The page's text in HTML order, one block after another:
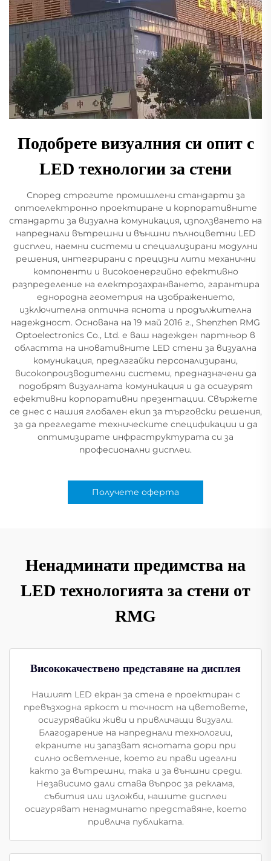
Подобрете визуалния си опит с
LED технологии за стени
Според строгите промишлени стандарти за
оптоелектронно проектиране и корпоративните
стандарти за визуална комуникация, използването на
напреднали вътрешни и външни пълноцветни LED
дисплеи, наемни системи и специализирани модулни
решения, интегрирани с прецизни лити механични
компоненти и високоенергийно ефективно
разпределение на електрозахранването, гарантира
еднородна геометрия на изображението,
изключителна оптична яснота и продължителна
надеждност. Основана на 19 май 2016 г., Shenzhen RMG
Optoelectronics Co., Ltd. е ваш надежден партньор в
областта на иновативните LED стени за визуална
комуникация, предлагайки персонализирани,
високопроизводителни системи, предназначени да
подобрят визуалната комуникация и да осигурят
ефективни корпоративни презентации. Свържете
се днес с нашия глобален екип за търговски решения,
за да прегледате техническите спецификации и да
оптимизирате инфраструктурата си за
професионални дисплеи.
Получете оферта
Ненадминати предимства на
LED технологията за стени от
RMG
Висококачествено представяне на дисплея
Нашият LED екран за стена е проектиран с
превъзходна яркост и точност на цветовете,
осигурявайки живи и привличащи визуали.
Благодарение на напреднали технологии,
екраните ни запазват яснотата дори при
силно осветление, което ги прави идеални
както за вътрешни, така и за външни среди.
Независимо дали става въпрос за реклама,
събития или изложби, нашите дисплеи
осигуряват ненадминато представяне, което
привлича публиката.